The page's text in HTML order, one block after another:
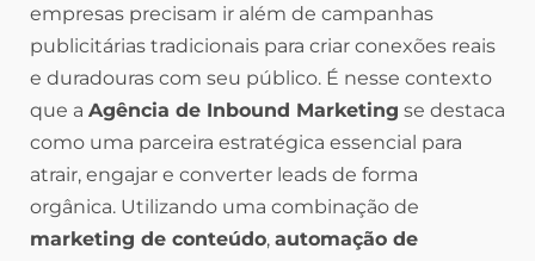
empresas precisam ir além de campanhas
publicitárias tradicionais para criar conexões reais
e duradouras com seu público. É nesse contexto
que a Agência de Inbound Marketing se destaca
como uma parceira estratégica essencial para
atrair, engajar e converter leads de forma
orgânica. Utilizando uma combinação de
marketing de conteúdo, automação de